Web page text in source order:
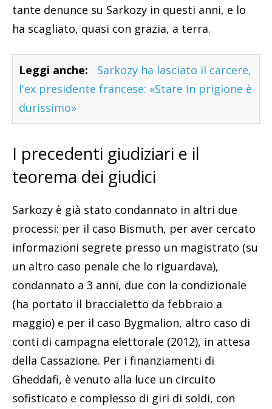
tante denunce su Sarkozy in questi anni, e lo
ha scagliato, quasi con grazia, a terra.
Leggi anche:
Sarkozy ha lasciato il carcere,
l'ex presidente francese: «Stare in prigione è
durissimo»
I precedenti giudiziari e il
teorema dei giudici
Sarkozy è già stato condannato in altri due
processi: per il caso Bismuth, per aver cercato
informazioni segrete presso un magistrato (su
un altro caso penale che lo riguardava),
condannato a 3 anni, due con la condizionale
(ha portato il braccialetto da febbraio a
maggio) e per il caso Bygmalion, altro caso di
conti di campagna elettorale (2012), in attesa
della Cassazione. Per i finanziamenti di
Gheddafi, è venuto alla luce un circuito
sofisticato e complesso di giri di soldi, con